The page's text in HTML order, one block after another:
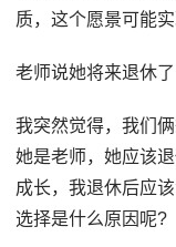
质，这个愿景可能实
老师说她将来退休
我突然觉得，我们
她是老师，她应该
成长，我退休后应
选择是什么原因呢?